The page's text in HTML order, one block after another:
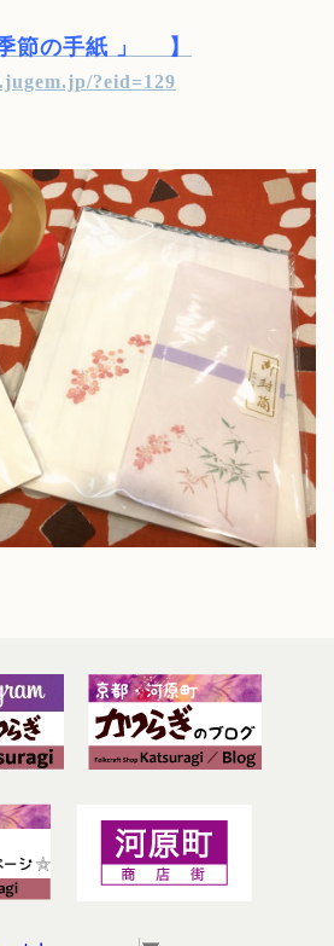
節の手紙 」 】
?eid=129